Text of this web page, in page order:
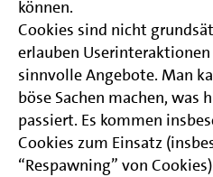
können.
Cookies sind nicht
erlauben
sinnvolle Angebote. Man
böse Sachen machen, was
passiert. Es kommen
Cookies zum Einsatz
“Respawning” von